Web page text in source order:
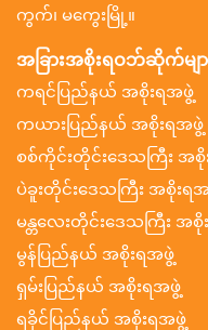
ကွက်၊ မကွေးမြို့။
အခြားအစိုးရဝဘ်ဆိုက်မျာ
ကရင်ပြည်နယ် အစိုးရအဖွဲ့
ကယားပြည်နယ် အစိုးရအဖွဲ့
စစ်ကိုင်းတိုင်းဒေသကြီး အ
ပဲခူးတိုင်းဒေသကြီး အစိုးရ
မန္တလေးတိုင်းဒေသကြီး အ
မွန်ပြည်နယ် အစိုးရအဖွဲ့
ရှမ်းပြည်နယ် အစိုးရအဖွဲ့
ရခိုင်ပြည်နယ် အစိုးရအဖွဲ့